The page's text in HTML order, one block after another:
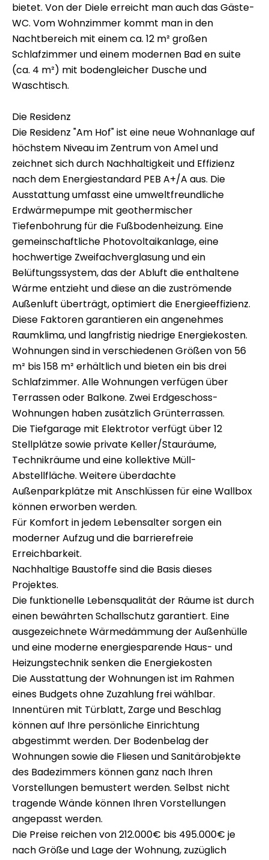
bietet. Von der Diele erreicht man auch das Gäste-
WC. Vom Wohnzimmer kommt man in den
Nachtbereich mit einem ca. 12 m² großen
Schlafzimmer und einem modernen Bad en suite
(ca. 4 m²) mit bodengleicher Dusche und
Waschtisch.
Die Residenz
Die Residenz "Am Hof" ist eine neue Wohnanlage auf
höchstem Niveau im Zentrum von Amel und
zeichnet sich durch Nachhaltigkeit und Effizienz
nach dem Energiestandard PEB A+/A aus. Die
Ausstattung umfasst eine umweltfreundliche
Erdwärmepumpe mit geothermischer
Tiefenbohrung für die Fußbodenheizung. Eine
gemeinschaftliche Photovoltaikanlage, eine
hochwertige Zweifachverglasung und ein
Belüftungssystem, das der Abluft die enthaltene
Wärme entzieht und diese an die zuströmende
Außenluft überträgt, optimiert die Energieeffizienz.
Diese Faktoren garantieren ein angenehmes
Raumklima, und langfristig niedrige Energiekosten.
Wohnungen sind in verschiedenen Größen von 56
m² bis 158 m² erhältlich und bieten ein bis drei
Schlafzimmer. Alle Wohnungen verfügen über
Terrassen oder Balkone. Zwei Erdgeschoss-
Wohnungen haben zusätzlich Grünterrassen.
Die Tiefgarage mit Elektrotor verfügt über 12
Stellplätze sowie private Keller/Stauräume,
Technikräume und eine kollektive Müll-
Abstellfläche. Weitere überdachte
Außenparkplätze mit Anschlüssen für eine Wallbox
können erworben werden.
Für Komfort in jedem Lebensalter sorgen ein
moderner Aufzug und die barrierefreie
Erreichbarkeit.
Nachhaltige Baustoffe sind die Basis dieses
Projektes.
Die funktionelle Lebensqualität der Räume ist durch
einen bewährten Schallschutz garantiert. Eine
ausgezeichnete Wärmedämmung der Außenhülle
und eine moderne energiesparende Haus- und
Heizungstechnik senken die Energiekosten
Die Ausstattung der Wohnungen ist im Rahmen
eines Budgets ohne Zuzahlung frei wählbar.
Innentüren mit Türblatt, Zarge und Beschlag
können auf Ihre persönliche Einrichtung
abgestimmt werden. Der Bodenbelag der
Wohnungen sowie die Fliesen und Sanitärobjekte
des Badezimmers können ganz nach Ihren
Vorstellungen bemustert werden. Selbst nicht
tragende Wände können Ihren Vorstellungen
angepasst werden.
Die Preise reichen von 212.000€ bis 495.000€ je
nach Größe und Lage der Wohnung, zuzüglich